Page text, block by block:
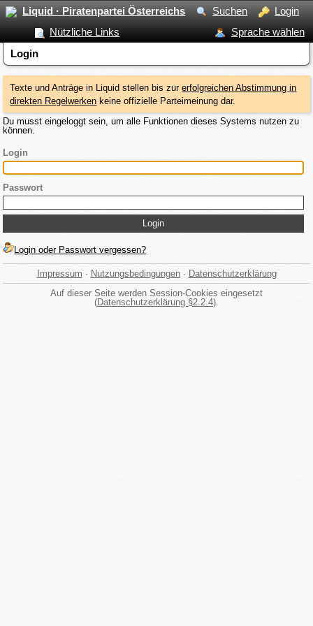
Liquid · Piratenpartei Österreichs Suchen
Login
Nützliche Links
Sprache wählen
Login
Texte und Anträge in Liquid stellen bis zurerfolgreichen Abstimmung in
direkten Regelwerken keine offizielle Parteimeinung dar.
Du musst eingeloggt sein, um alle Funktionen dieses Systems nutzen zu
können.
Login
Passwort
Login oder Passwort vergessen?
Impressum · Nutzungsbedingungen· Datenschutzerklärung
Auf dieser Seite werden Session-Cookies eingesetzt
(Datenschutzerklärung §2.2.4).